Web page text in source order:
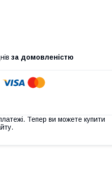
за домовленістю
Тепер ви можете купити